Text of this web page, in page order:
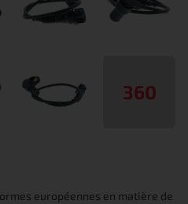
360
européennes en matière de